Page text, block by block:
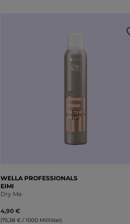
WELLA PROFESSIONALS
EIMI
Dry Me
4,90 €
(75,38 € / 1000 Milliliter)